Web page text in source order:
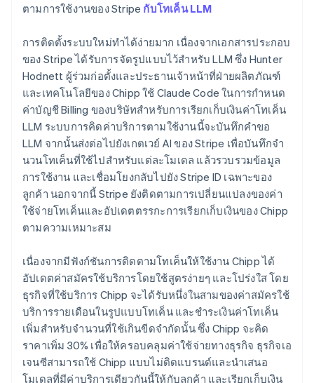
ตามการใช้งานของ Stripe กับโทเค็น LLM
การติดตั้งระบบใหม่ทำได้ง่ายมาก เนื่องจากเอกสารประกอบ
ของ Stripe ได้รับการจัดรูปแบบไว้สำหรับ LLM ซึ่ง Hunter
Hodnett ผู้ร่วมก่อตั้งและประธานเจ้าหน้าที่ฝ่ายผลิตภัณฑ์
และเทคโนโลยีของ Chipp ใช้ Claude Code ในการกำหนด
ค่าบัญชี Billing ของบริษัทสำหรับการเรียกเก็บเงินค่าโทเค็น
LLM ระบบการคิดค่าบริการตามใช้งานนี้จะบันทึกคำขอ
LLM จากนั้นส่งต่อไปยังเกตเวย์ AI ของ Stripe เพื่อบันทึกจำ
นวนโทเค็นที่ใช้ไปสำหรับแต่ละโมเดล แล้วรวบรวมข้อมูล
การใช้งาน และเชื่อมโยงกลับไปยัง Stripe ID เฉพาะของ
ลูกค้า นอกจากนี้ Stripe ยังติดตามการเปลี่ยนแปลงของค่า
ใช้จ่ายโทเค็นและอัปเดตตรรกะการเรียกเก็บเงินของ Chipp
ตามความเหมาะสม
เนื่องจากมีฟังก์ชันการติดตามโทเค็นให้ใช้งาน Chipp ได้
อัปเดตค่าสมัครใช้บริการโดยใช้สูตรง่ายๆ และโปร่งใส โดย
ธุรกิจที่ใช้บริการ Chipp จะได้รับหนึ่งในสามของค่าสมัครใช้
บริการรายเดือนในรูปแบบโทเค็น และชำระเงินค่าโทเค็น
เพิ่มสำหรับจำนวนที่ใช้เกินขีดจำกัดนั้น ซึ่ง Chipp จะคิด
ราคาเพิ่ม 30% เพื่อให้ครอบคลุมค่าใช้จ่ายทางธุรกิจ ธุรกิจเอ
เจนซีสามารถใช้ Chipp แบบไม่ติดแบรนด์และนำเสนอ
โมเดลที่มีค่าบริการเดียวกันนี้ให้กับลูกค้า และเรียกเก็บเงิน